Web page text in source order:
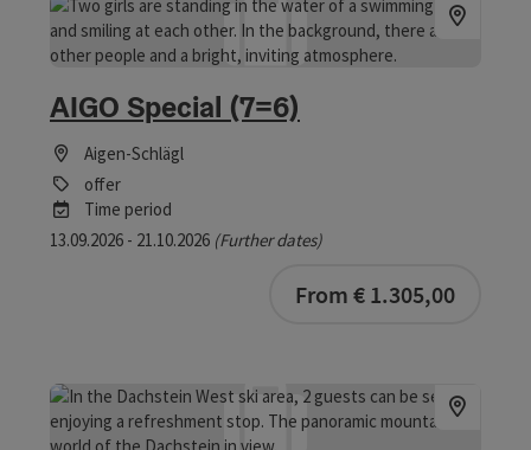
AIGO Special (7=6)
Aigen-Schlägl
offer
Time period
13.09.2026 - 21.10.2026 (Further dates)
From € 1.305,00